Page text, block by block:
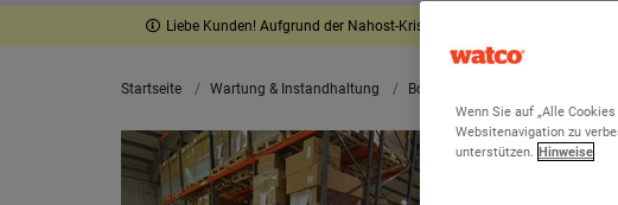
Liebe Kunden! Aufgrund der Nahost-Krise wird vorübergehend ein
Startseite Wartung & Instandhaltung Bodenmatten
Wenn Sie auf „Alle
Websitenavigation zu
unterstützen. Hinweise